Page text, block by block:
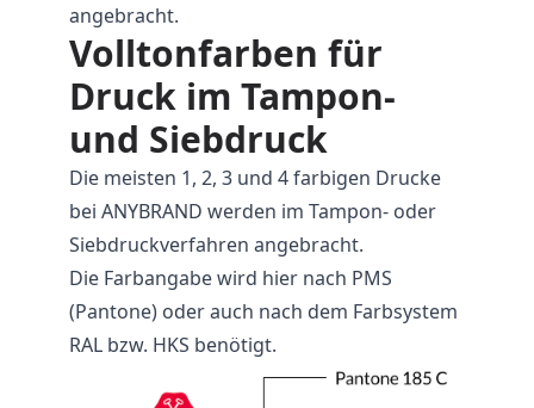
angebracht.
Volltonfarben für
Druck im Tampon-
und Siebdruck
Die meisten 1, 2, 3 und 4 farbigen Drucke
bei ANYBRAND werden im Tampon- oder
Siebdruckverfahren angebracht.
Die Farbangabe wird hier nach PMS
(Pantone) oder auch nach dem Farbsystem
RAL bzw. HKS benötigt.